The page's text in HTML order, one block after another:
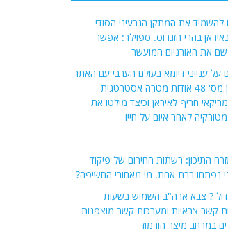
את המתקן הגרעיני הסודי
בהרי הזגרוס. ספוילר: אפשר
שם את האורניום המועשר
על ענייני דיומא בעולם הערבי עם האתר
"נציב.נט": ראיון מס' 48 אודות מטרה אסטרטגית
חריף לאיראן וכיצד מילטו את
לאחר איום על חייו
התיכון: רשתות החירום של פיקוד
נפתחו בבת אחת. מי מאחורי החשיפה?
? צבא ארה"ב השמיש בשעות
קשר צבאיות ומערכות קשר מוצפנות
במרחב מיצר הורמוז